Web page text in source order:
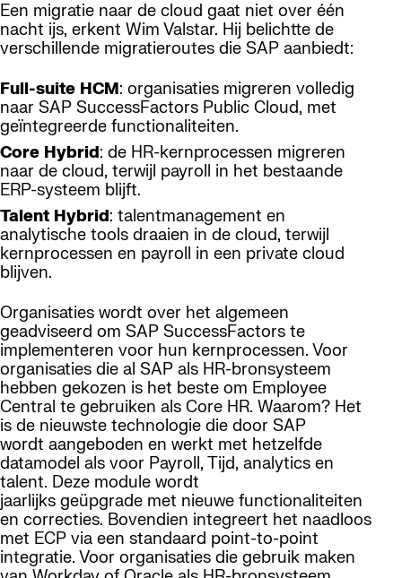
Een migratie naar de cloud gaat niet over één
nacht ijs, erkent Wim Valstar. Hij belichtte de
verschillende migratieroutes die SAP aanbiedt:
Full-suite HCM: organisaties migreren volledig
naar SAP SuccessFactors Public Cloud, met
geïntegreerde functionaliteiten.
Core Hybrid: de HR-kernprocessen migreren
naar de cloud, terwijl payroll in het bestaande
ERP-systeem blijft.
Talent Hybrid: talentmanagement en
analytische tools draaien in de cloud, terwijl
kernprocessen en payroll in een private cloud
blijven.
Organisaties wordt over het algemeen
geadviseerd om SAP SuccessFactors te
implementeren voor hun kernprocessen. Voor
organisaties die al SAP als HR-bronsysteem
hebben gekozen is het beste om Employee
Central te gebruiken als Core HR. Waarom? Het
is de nieuwste technologie die door SAP
wordt aangeboden en werkt met hetzelfde
datamodel als voor Payroll, Tijd, analytics en
talent. Deze module wordt
jaarlijks geüpgrade met nieuwe functionaliteiten
en correcties. Bovendien integreert het naadloos
met ECP via een standaard point-to-point
integratie. Voor organisaties die gebruik maken